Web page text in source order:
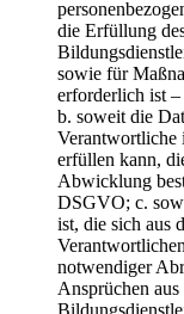
die Erfüllung
sowie für
erforderlich ist
b. soweit die
Verantwortliche
erfüllen kann,
Abwicklung
DSGVO; c.
ist, die sich aus
notwendiger
Ansprüchen